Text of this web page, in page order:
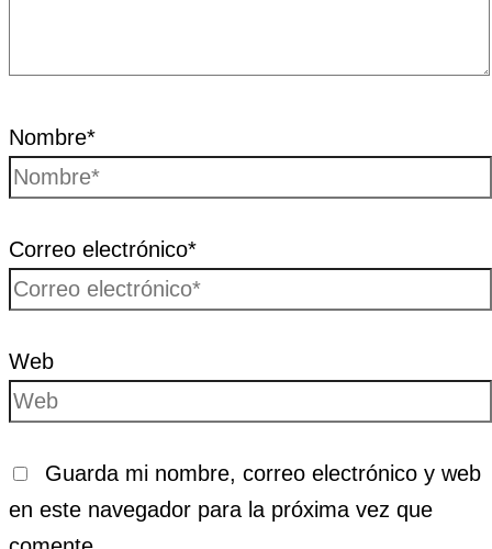
Nombre*
Correo electrónico*
Web
Guarda mi nombre, correo electrónico y web
en este navegador para la próxima vez que